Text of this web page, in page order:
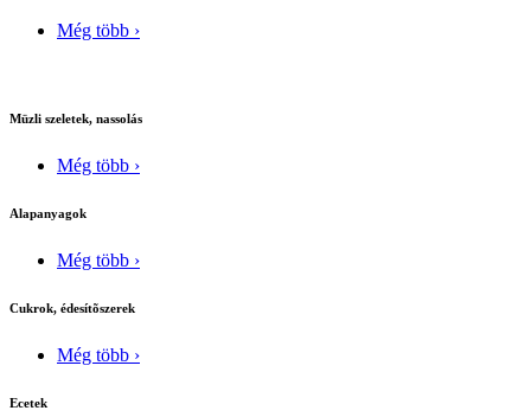
Még több ›
Müzli szeletek, nassolás
Még több ›
Alapanyagok
Még több ›
Cukrok, édesítõszerek
Még több ›
Ecetek